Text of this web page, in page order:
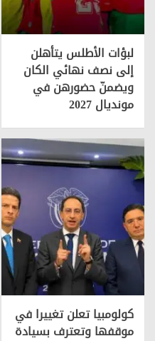
لبؤات الأطلس يتأهلن
إلى نصف نهائي الكان
ويضمنّ حضورهن في
مونديال 2027
كولومبيا تعلن تغييرا في
موقفها وتعترف بسيادة